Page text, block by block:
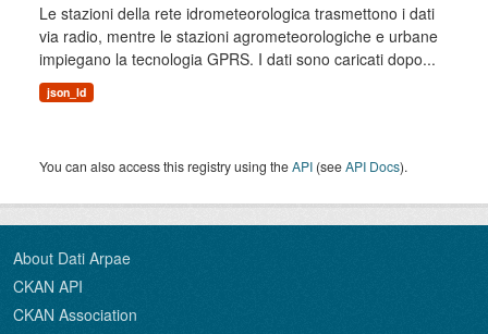
Le stazioni della rete idrometeorologica trasmettono i dati
via radio, mentre le stazioni agrometeorologiche e urbane
impiegano la tecnologia GPRS. I dati sono caricati dopo...
json_ld
You can also access this registry using theAPI (seeAPI Docs).
About Dati Arpae
CKAN API
CKAN Association